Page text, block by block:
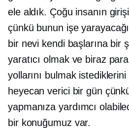
ele aldık. Çoğu insanın
çünkü bunun işe
bir nevi kendi başlarına bir
yaratıcı olmak ve biraz
yollarını bulmak
heyecan verici bir gün
yapmanıza yardımcı
bir konuğumuz var.